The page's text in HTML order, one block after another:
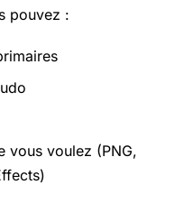
pouvez :
vous voulez (PNG,